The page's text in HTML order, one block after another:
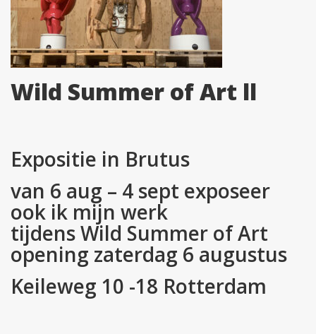
Wild Summer of Art ll
Expositie in Brutus
van 6 aug – 4 sept exposeer
ook ik mijn werk
tijdens Wild Summer of Art
opening zaterdag 6 augustus
Keileweg 10 -18 Rotterdam